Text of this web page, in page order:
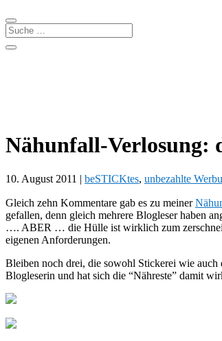
Nähunfall-Verlosung:
10. August 2011 | beSTICKtes, unbezahlte
Gleich zehn Kommentare gab es zu meiner
gefallen, denn gleich mehrere Blogleser haben
…. ABER … die Hülle ist wirklich zum
eigenen Anforderungen.
Bleiben noch drei, die sowohl Stickerei wie
Blogleserin und hat sich die “Nähreste” damit